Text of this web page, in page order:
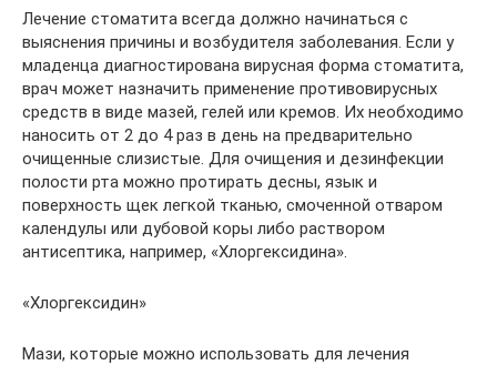
Лечение стоматита всегда должно начинаться с
выяснения причины и возбудителя заболевания. Если у
младенца диагностирована вирусная форма стоматита,
врач может назначить применение противовирусных
средств в виде мазей, гелей или кремов. Их необходимо
наносить от 2 до 4 раз в день на предварительно
очищенные слизистые. Для очищения и дезинфекции
полости рта можно протирать десны, язык и
поверхность щек легкой тканью, смоченной отваром
календулы или дубовой коры либо раствором
антисептика, например, «Хлоргексидина».
«Хлоргексидин»
Мази, которые можно использовать для лечения